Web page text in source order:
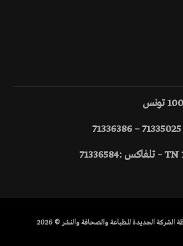
الجديدة للطباعة والصحافة والنشر © 2026